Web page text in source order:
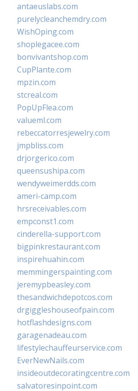
antaeuslabs.com
purelycleanchemdry.com
WishOping.com
shoplegacee.com
bonvivantshop.com
CupPlante.com
mpzin.com
stcreal.com
PopUpFlea.com
valueml.com
rebeccatorresjewelry.com
jmpbliss.com
drjorgerico.com
queensushipa.com
wendyweimerdds.com
ameri-camp.com
hrsreceivables.com
empconst1.com
cinderella-support.com
bigpinkrestaurant.com
inspirehuahin.com
memmingerspainting.com
jeremypbeasley.com
thesandwichdepotcos.com
drgiggleshouseofpain.com
hotflashdesigns.com
garagenadeau.com
lifestylechauffeurservice.com
EverNewNails.com
insideoutdecoratingcentre.com
salvatoresinpoint.com